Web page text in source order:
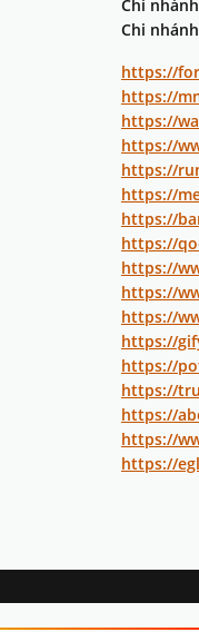
Chi
Chi
https://
https://
https://
https://
https://
https://
https://
https://
https://
https://
https://
https://
https://
https://
https://
https://
https://